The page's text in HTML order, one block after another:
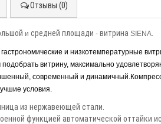
Отзывы (0)
и средней площади - витрина SIENA.
и низкотемпературные
витрину, максимально
современный и
условия.
из нержавеющей стали.
функцией автоматической оттайки